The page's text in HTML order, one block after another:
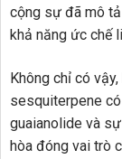
cộng sự đã mô
khả năng ức chế
Không chỉ có
sesquiterpene
guaianolide và
hòa đóng vai trò